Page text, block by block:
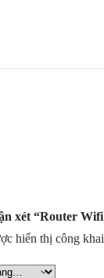
xét “Router
hiển thị công